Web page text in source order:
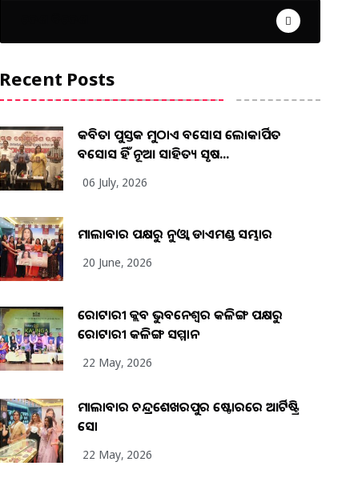
Recent Posts
କବିତା ପୁସ୍ତକ ମୁଠାଏ ଅବସୋସ ଲୋକାର୍ପିତ
ଅବସୋସ ହିଁ ନୂଆ ସାହିତ୍ୟ ସୃଷ...
06 July, 2026
ମାଲାବାର ପକ୍ଷରୁ ନୁଓ୍ବା ଡାଏମଣ୍ଡ ସମ୍ଭାର
20 June, 2026
ରୋଟାରୀ କ୍ଲବ ଭୁବନେଶ୍ୱର କଳିଙ୍ଗ ପକ୍ଷରୁ
ରୋଟାରୀ କଳିଙ୍ଗ ସମ୍ମାନ
22 May, 2026
ମାଲାବାର ଚନ୍ଦ୍ରଶେଖରପୁର ଷ୍ଟୋରରେ ଆର୍ଟିଷ୍ଟ୍ରି
ସୋ
22 May, 2026